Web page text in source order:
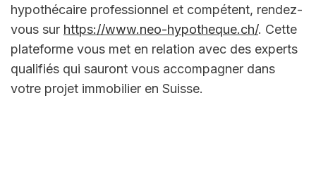
hypothécaire professionnel et compétent, rendez-
vous sur https://www.neo-hypotheque.ch/. Cette
plateforme vous met en relation avec des experts
qualifiés qui sauront vous accompagner dans
votre projet immobilier en Suisse.